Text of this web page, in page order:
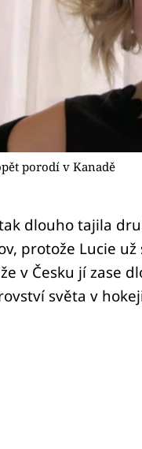
porodí v Kanadě
dlouho tajila
protože Lucie
v Česku jí zase
světa v